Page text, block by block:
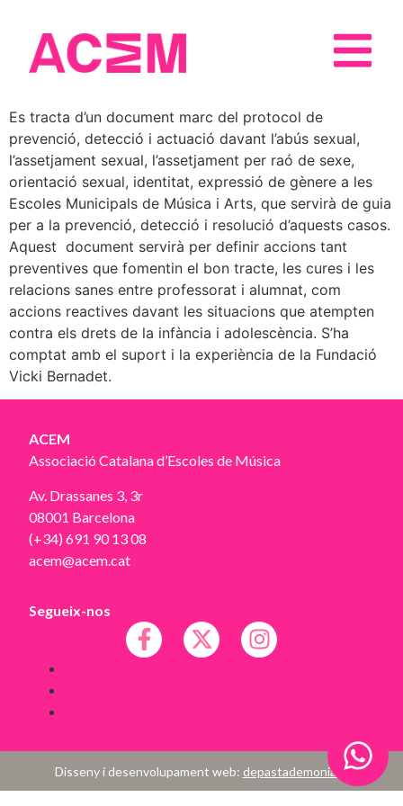
Es tracta d’un document marc del protocol de
prevenció, detecció i actuació davant l’abús sexual,
l’assetjament sexual, l’assetjament per raó de sexe,
orientació sexual, identitat, expressió de gènere a les
Escoles Municipals de Música i Arts, que servirà de guia
per a la prevenció, detecció i resolució d’aquests casos.
Aquest document servirà per definir accions tant
preventives que fomentin el bon tracte, les cures i les
relacions sanes entre professorat i alumnat, com
accions reactives davant les situacions que atempten
contra els drets de la infància i adolescència. S’ha
comptat amb el suport i la experiència de la Fundació
Vicki Bernadet.
ACEM
Associació Catalana d’Escoles de Música
Av. Drassanes 3, 3r
08001 Barcelona
(+34) 691 90 13 08
acem@acem.cat
Segueix-nos
Disseny i desenvolupament web: depastademoniato